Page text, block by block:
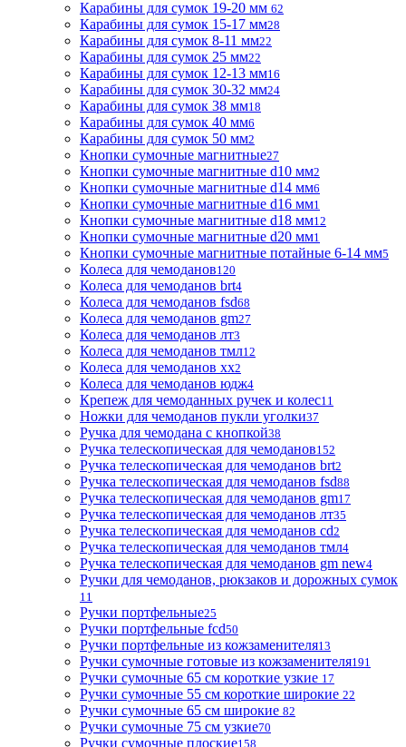
Карабины для сумок 19-20 мм 62
Карабины для сумок 15-17 мм28
Карабины для сумок 8-11 мм22
Карабины для сумок 25 мм22
Карабины для сумок 12-13 мм16
Карабины для сумок 30-32 мм24
Карабины для сумок 38 мм18
Карабины для сумок 40 мм6
Карабины для сумок 50 мм2
Кнопки сумочные магнитные27
Кнопки сумочные магнитные d10 мм2
Кнопки сумочные магнитные d14 мм6
Кнопки сумочные магнитные d16 мм1
Кнопки сумочные магнитные d18 мм12
Кнопки сумочные магнитные d20 мм1
Кнопки сумочные магнитные потайные 6-14 мм5
Колеса для чемоданов120
Колеса для чемоданов brt4
Колеса для чемоданов fsd68
Колеса для чемоданов gm27
Колеса для чемоданов лт3
Колеса для чемоданов тмл12
Колеса для чемоданов хх2
Колеса для чемоданов юдж4
Крепеж для чемоданных ручек и колес11
Ножки для чемоданов пукли уголки37
Ручка для чемодана с кнопкой38
Ручка телескопическая для чемоданов152
Ручка телескопическая для чемоданов brt2
Ручка телескопическая для чемоданов fsd88
Ручка телескопическая для чемоданов gm17
Ручка телескопическая для чемоданов лт35
Ручка телескопическая для чемоданов сd2
Ручка телескопическая для чемоданов тмл4
Ручка телескопическая для чемоданов gm new4
Ручки для чемоданов, рюкзаков и дорожных сумок
11
Ручки портфельные25
Ручки портфельные fcd50
Ручки портфельные из кожзаменителя13
Ручки сумочные готовые из кожзаменителя191
Ручки сумочные 65 см короткие узкие 17
Ручки сумочные 55 см короткие широкие 22
Ручки сумочные 65 см широкие 82
Ручки сумочные 75 см узкие70
Ручки сумочные плоские158